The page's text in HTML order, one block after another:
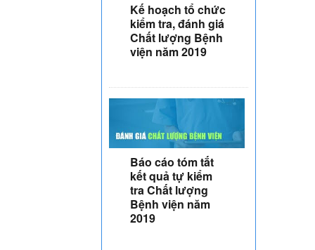
Kế hoạch tổ chức
kiểm tra, đánh giá
Chất lượng Bệnh
viện năm 2019
Báo cáo tóm tắt
kết quả tự kiểm
tra Chất lượng
Bệnh viện năm
2019